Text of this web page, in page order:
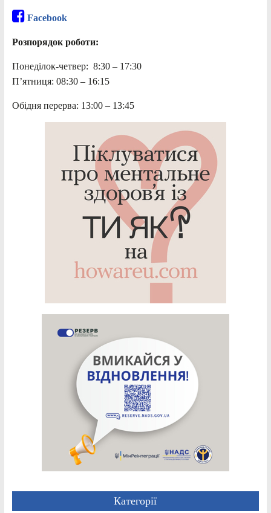
Facebook
Розпорядок роботи:
Понеділок-четвер: 8:30 – 17:30
П’ятниця: 08:30 – 16:15
Обідня перерва: 13:00 – 13:45
Категорії